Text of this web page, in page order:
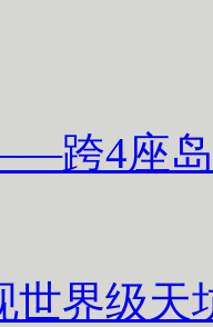
跨4座
世界级天